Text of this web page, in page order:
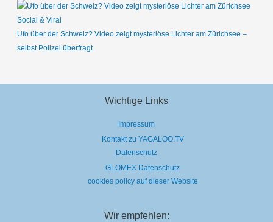
Social & Viral
Ufo über der Schweiz? Video zeigt mysteriöse Lichter am Zürichsee –
selbst Polizei überfragt
Wichtige Links
Impressum
Kontakt zu YAGALOO.TV
Datenschutz
GLOMEX Datenschutz
cookies policy auf dieser Website
Wir empfehlen: